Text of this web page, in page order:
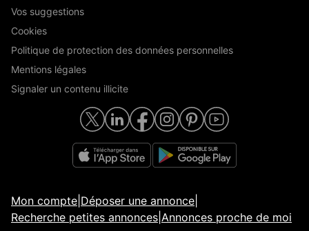
Vos suggestions
Cookies
Politique de protection des données personnelles
Mentions légales
Signaler un contenu illicite
Mon compte Déposer une annonce
Recherche petites annonces Annonces proche de moi